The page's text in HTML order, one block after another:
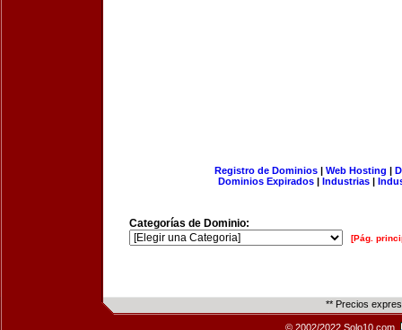
Registro de Dominios| Web Hosting |
Dominios Expirados | Industrias |
Categorías de Dominio:
[Pág.
** Precios
© 2002/2022 Solo10.com